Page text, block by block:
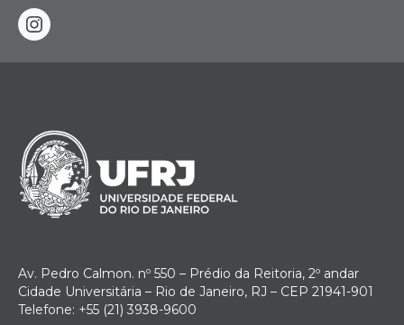
instagram
Av. Pedro Calmon. nº 550 – Prédio da Reitoria, 2º andar
Cidade Universitária – Rio de Janeiro, RJ – CEP 21941-901
Telefone: +55 (21) 3938-9600